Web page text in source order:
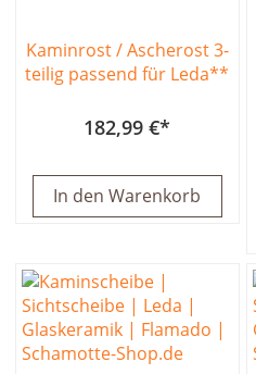
Kaminrost / Ascherost 3-
teilig passend für Leda**
182,99 €
In den Warenkorb